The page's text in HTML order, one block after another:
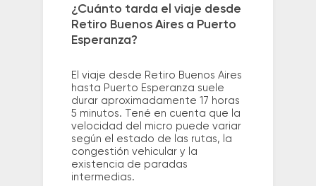
¿Cuánto tarda el viaje desde
Retiro Buenos Aires a Puerto
Esperanza?
El viaje desde Retiro Buenos Aires
hasta Puerto Esperanza suele
durar aproximadamente 17 horas
5 minutos. Tené en cuenta que la
velocidad del micro puede variar
según el estado de las rutas, la
congestión vehicular y la
existencia de paradas
intermedias.